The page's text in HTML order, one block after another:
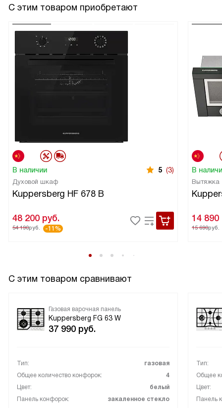
С этим товаром приобретают
В наличии 5 (3)
Духовой шкаф
Kuppersberg HF 678 B
48 200 руб.
54 190руб. -11%
В
Вытяжка
14 890
15 690руб.
С этим товаром сравнивают
Газовая варочная панель
Kuppersberg FG 63 W
37 990 руб.
Тип:
газовая
Общее количество конфорок:
4
Цвет:
белый
Панель конфорок:
закаленное стекло
Тип:
Общее
Цвет:
Панель